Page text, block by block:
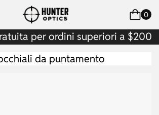
0
per ordini superiori a $200
da puntamento